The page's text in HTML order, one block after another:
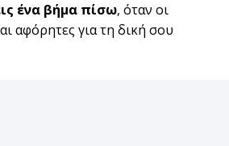
ένα βήμα πίσω, όταν οι
αφόρητες για τη δική σου